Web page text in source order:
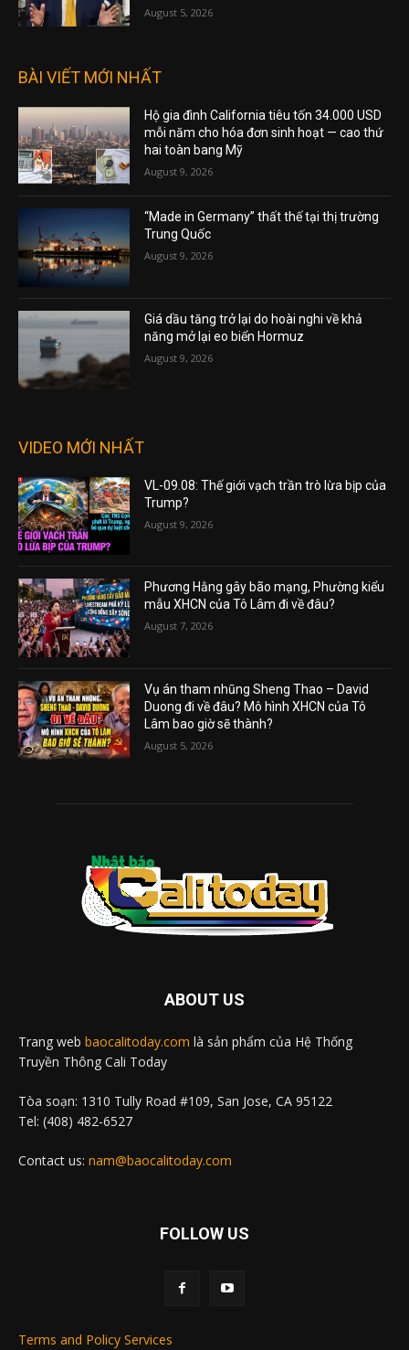
August 5, 2026
BÀI VIẾT MỚI NHẤT
Hộ gia đình California tiêu tốn 34.000 USD
mỗi năm cho hóa đơn sinh hoạt — cao thứ
hai toàn bang Mỹ
August 9, 2026
“Made in Germany” thất thế tại thị trường
Trung Quốc
August 9, 2026
Giá dầu tăng trở lại do hoài nghi về khả
năng mở lại eo biển Hormuz
August 9, 2026
VIDEO MỚI NHẤT
VL-09.08: Thế giới vạch trần trò lừa bịp của
Trump?
August 9, 2026
Phương Hằng gây bão mạng, Phường kiểu
mẫu XHCN của Tô Lâm đi về đâu?
August 7, 2026
Vụ án tham nhũng Sheng Thao – David
Duong đi về đâu? Mô hình XHCN của Tô
Lâm bao giờ sẽ thành?
August 5, 2026
ABOUT US
Trang web baocalitoday.com là sản phẩm của Hệ Thống
Truyền Thông Cali Today
Tòa soạn: 1310 Tully Road #109, San Jose, CA 95122
Tel: (408) 482-6527
Contact us: nam@baocalitoday.com
FOLLOW US
Terms and Policy Services